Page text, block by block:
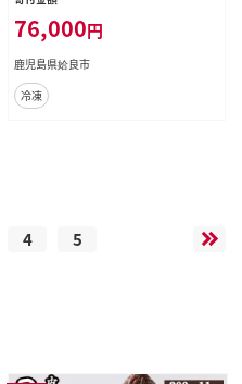
テリーヌ 犬 ドッグ ペット フード エ
サ おやつ ごはん ご飯 間食 ご褒美 ペ
ット関係
76,000円
鹿児島県姶良市
冷凍
4 5